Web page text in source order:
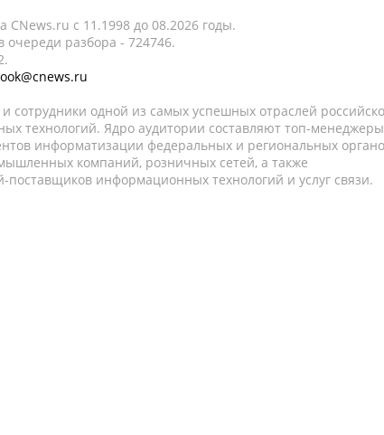
c 11.1998 до 08.2026 годы.
разбора - 724746.
сотрудники одной из самых успешных отраслей
технологий. Ядро аудитории составляют топ-
информатизации федеральных и региональных
компаний, розничных сетей, а также
поставщиков информационных технологий и услуг связи.